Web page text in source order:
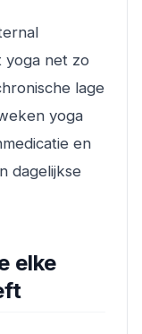
yoga net zo
lage
yoga
en
dagelijkse
elke